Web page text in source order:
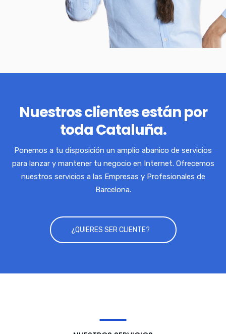
Nuestros clientes están por
toda Cataluña.
Ponemos a tu disposición un amplio abanico de servicios
para lanzar y mantener tu negocio en Internet. Ofrecemos
nuestros servicios a las Empresas y Profesionales de
Barcelona.
¿QUIERES SER CLIENTE?